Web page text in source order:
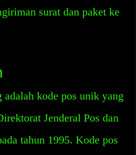
surat dan paket ke
adalah kode pos unik yang
Jenderal Pos dan
tahun 1995. Kode pos